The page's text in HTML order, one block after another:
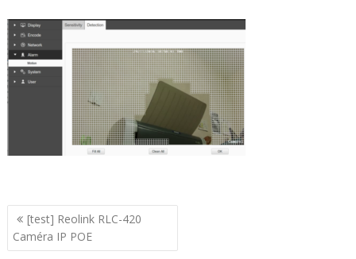
Navigation
de
[test] Reolink RLC-420
Caméra IP POE